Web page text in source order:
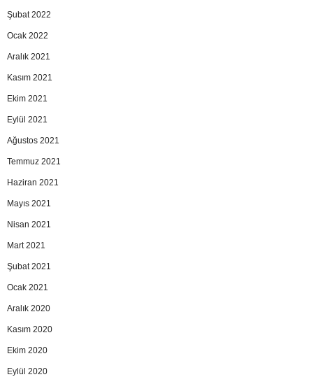
Şubat 2022
Ocak 2022
Aralık 2021
Kasım 2021
Ekim 2021
Eylül 2021
Ağustos 2021
Temmuz 2021
Haziran 2021
Mayıs 2021
Nisan 2021
Mart 2021
Şubat 2021
Ocak 2021
Aralık 2020
Kasım 2020
Ekim 2020
Eylül 2020